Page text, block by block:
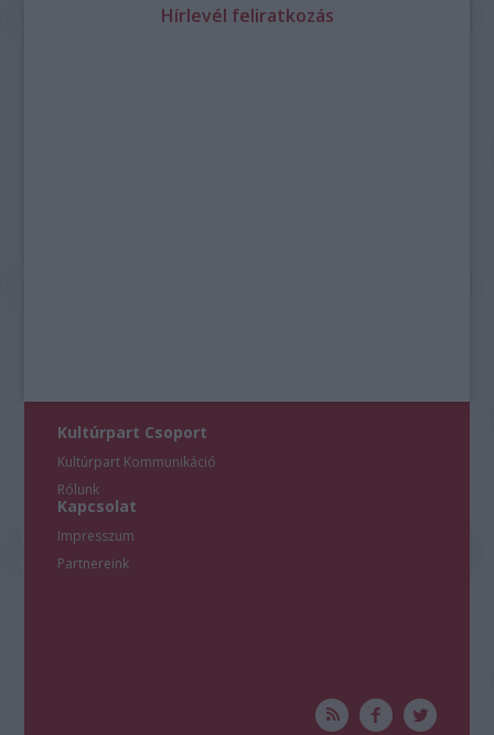
Hírlevél feliratkozás
Kultúrpart Csoport
Kultúrpart Kommunikáció
Rólunk
Kapcsolat
Impresszum
Partnereink